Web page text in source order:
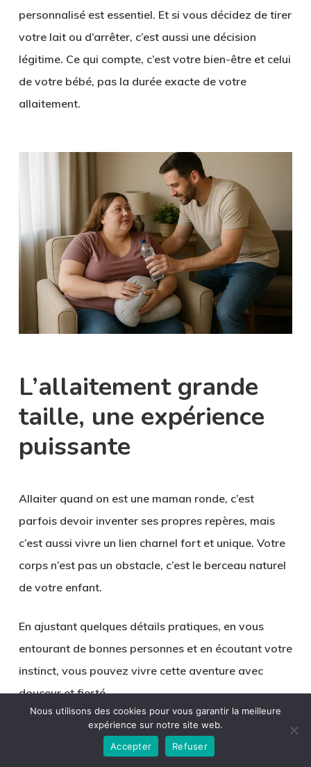
personnalisé est essentiel. Et si vous décidez de tirer
votre lait ou d’arrêter, c’est aussi une décision
légitime. Ce qui compte, c’est votre bien-être et celui
de votre bébé, pas la durée exacte de votre
allaitement.
L’allaitement grande
taille, une expérience
puissante
Allaiter quand on est une maman ronde, c’est
parfois devoir inventer ses propres repères, mais
c’est aussi vivre un lien charnel fort et unique. Votre
corps n’est pas un obstacle, c’est le berceau naturel
de votre enfant.
En ajustant quelques détails pratiques, en vous
entourant de bonnes personnes et en écoutant votre
instinct, vous pouvez vivre cette aventure avec
douceur et fierté.
Parce qu’une maman ronde est une maman comme
Nous utilisons des cookies pour vous garantir la meilleure
expérience sur notre site web.
Accepter
Refuser